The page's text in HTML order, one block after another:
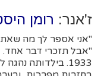
ז'אנר: רומן
"אני אספר לך מה
"אבל תזכרי דבר
1933. בילדותה